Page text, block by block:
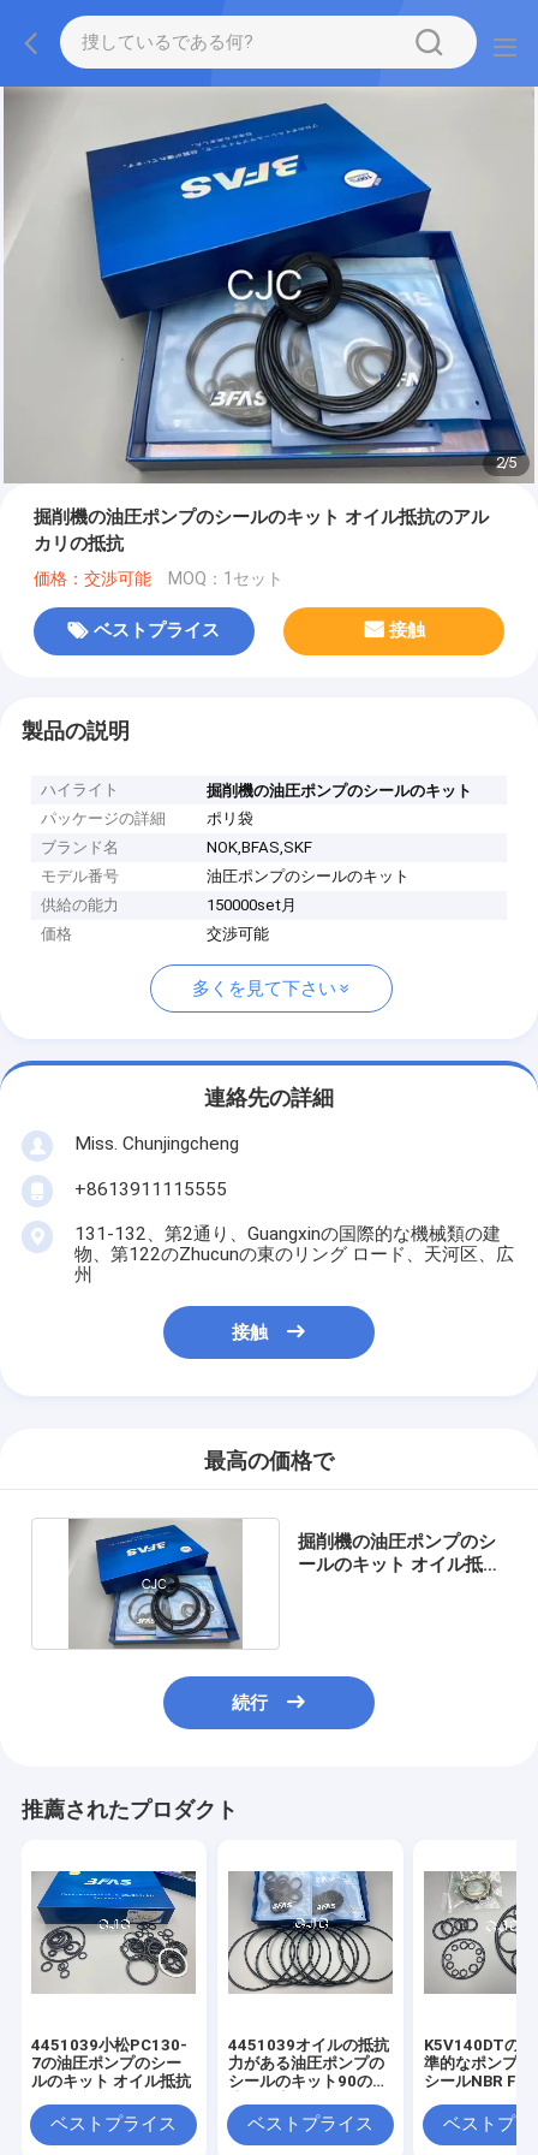
2/5
掘削機の油圧ポンプのシールのキット オイル抵抗のアル
カリの抵抗
価格：交渉可能 MOQ：1セット
ベストプライス 接触
製品の説明
ハイライト
掘削機の油圧ポンプのシールのキット
パッケージの詳細
ポリ袋
ブランド名
NOK,BFAS,SKF
モデル番号
油圧ポンプのシールのキット
供給の能力
150000set月
価格
交渉可能
多くを見て下さい
連絡先の詳細
Miss. Chunjingcheng
+8613911115555
131-132、第2通り、Guangxinの国際的な機械類の建
物、第122のZhucunの東のリング ロード、天河区、広
州
接触
最高の価格で
掘削機の油圧ポンプのシ
ールのキット オイル抵抗
続行
推薦されたプロダクト
4451039小松PC130-
7の油圧ポンプのシー
ルのキット オイル抵抗
ベストプライス
4451039オイルの抵抗
力がある油圧ポンプの
シールのキット90の海
ベストプライス
K5V140DTの
準的なポンプ作
シールNBR
ベストプラ